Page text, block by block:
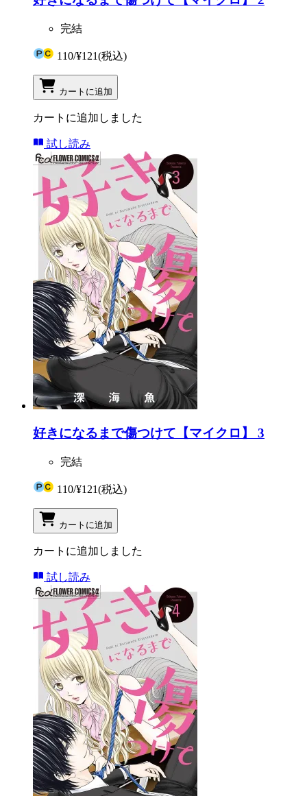
完結
110/¥121(税込)
カートに追加
カートに追加しました
試し読み
好きになるまで傷つけて【マイクロ】 3
完結
110/¥121(税込)
カートに追加
カートに追加しました
試し読み